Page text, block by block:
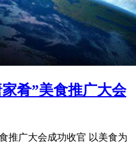
肴”美食推广大会
推广大会成功收官 以美食为